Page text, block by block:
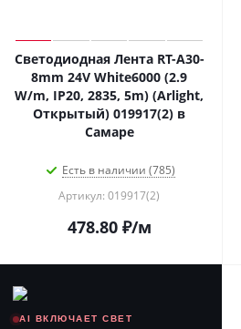
Светодиодная Лента RT-A30-
8mm 24V White6000 (2.9
W/m, IP20, 2835, 5m) (Arlight,
Открытый) 019917(2) в
Самаре
Есть в наличии (785)
Артикул: 019917(2)
478.80₽/м
AI ВКЛЮЧАЕТ СВЕТ